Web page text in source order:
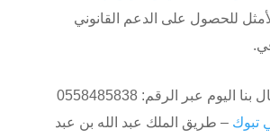
للحصول على الدعم القانوني
اليوم عبر الرقم: ⁦0558485838
تبوك – طريق الملك عبد الله بن عبد